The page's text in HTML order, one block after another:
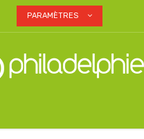
PARAMÈTRES